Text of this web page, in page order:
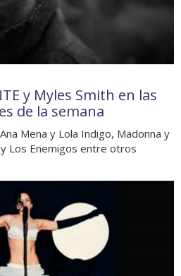
y Myles Smith en las
de la semana
Mena y Lola Indigo, Madonna y
Los Enemigos entre otros